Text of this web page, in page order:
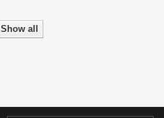
Show all